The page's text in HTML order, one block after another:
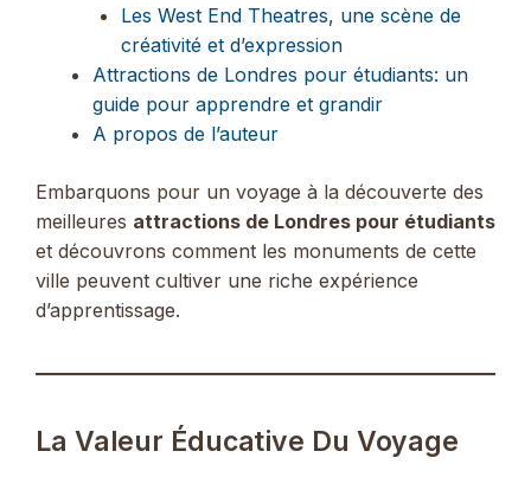
Les West End Theatres, une scène de
créativité et d’expression
Attractions de Londres pour étudiants: un
guide pour apprendre et grandir
A propos de l’auteur
Embarquons pour un voyage à la découverte des
meilleures attractions de Londres pour étudiants
et découvrons comment les monuments de cette
ville peuvent cultiver une riche expérience
d’apprentissage.
La Valeur Éducative Du Voyage